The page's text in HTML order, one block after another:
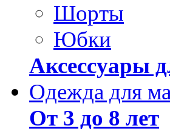
Шорты
Юбки
Аксессуары
Одежда для
От 3 до 8 лет